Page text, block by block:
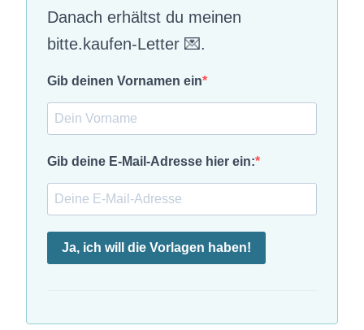
Danach erhältst du meinen
bitte.kaufen-Letter 💌.
Gib deinen Vornamen ein
Gib deine E-Mail-Adresse hier ein:
Ja, ich will die Vorlagen haben!